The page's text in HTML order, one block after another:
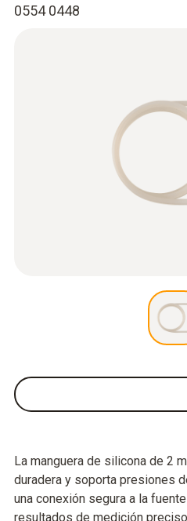
0554 0448
La manguera de silicona de 2
duradera y soporta presiones
una conexión segura a la
resultados de medición